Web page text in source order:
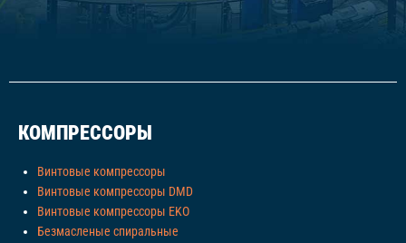
КОМПРЕССОРЫ
Винтовые компрессоры
Винтовые компрессоры DMD
Винтовые компрессоры EKO
Безмасленые спиральные